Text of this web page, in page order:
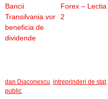
Bancii
Transilvania vor
beneficia de
dividende
Forex – Lectia
2
dan Diaconescu, intreprinderi de stat,
public